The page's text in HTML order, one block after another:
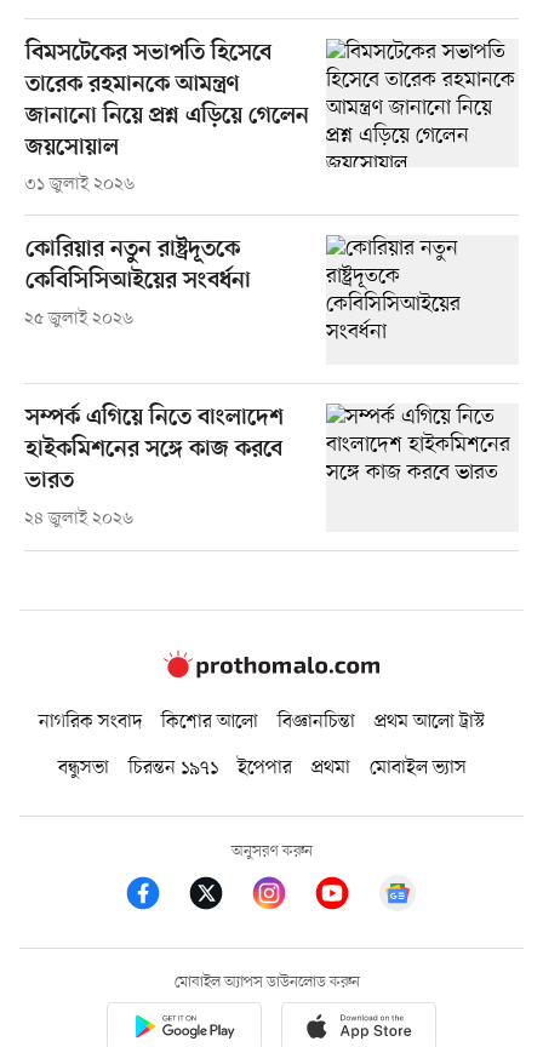
বিমসটেকের সভাপতি হিসেবে
তারেক রহমানকে আমন্ত্রণ
জানানো নিয়ে প্রশ্ন এড়িয়ে গেলেন
জয়সোয়াল
৩১ জুলাই ২০২৬
কোরিয়ার নতুন রাষ্ট্রদূতকে
কেবিসিসিআইয়ের সংবর্ধনা
২৫ জুলাই ২০২৬
সম্পর্ক এগিয়ে নিতে বাংলাদেশ
হাইকমিশনের সঙ্গে কাজ করবে
ভারত
২৪ জুলাই ২০২৬
নাগরিক সংবাদ কিশোর আলো বিজ্ঞানচিন্তা
প্রথম আলো ট্রাস্ট
বন্ধুসভা
চিরন্তন ১৯৭১ ইপেপার প্রথমা মোবাইল ভ্যাস
অনুসরণ করুন
মোবাইল অ্যাপস ডাউনলোড করুন